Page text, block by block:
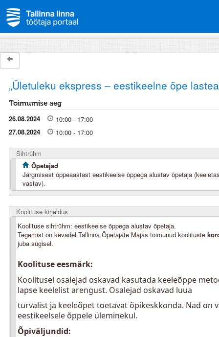
„Ületuleku ekspress – eestikeelne õpe
Toimumise aeg
26.08.2024
10:00 - 17:00
27.08.2024
10:00 - 17:00
Sihtrühm
Õpetajad
Järgmisest õppeaastast eestikeelse õppega alustav õpetaja
vastav).
Koolituse kirjeldus
Koolituse sihtrühm: eestikeelse õppega alustav õpetaja.
Tegemist on kevadel Tallinna Õpetajate Majas toimunud koolituste
juba sügisel.
Koolituse eesmärk:
Koolitusel osalejad oskavad kasutada keeleõppe
lapse keelelist arengust. Osalejad oskavad luua
turvalist ja keeleõpet toetavat õpikeskkonda. Nad on
eestikeelsele õppele üleminekul.
Õpiväljundid: